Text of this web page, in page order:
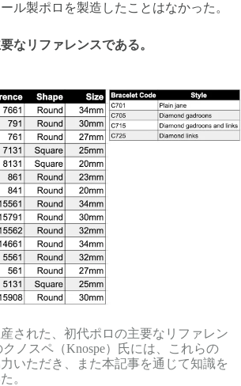
ル製ポロを製造したことはなかった。
なリファレンスである。
産された、初代ポロの主要なリファレン
クノスペ（Knospe）氏には、これらの
いただき、また本記事を通じて知識を
。